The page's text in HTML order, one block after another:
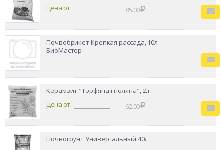
Цена от
85.00
Почвобрикет Крепкая рассада, 10л
БиоМастер
Керамзит "Торфяная поляна", 2л
Цена от
62.00
Почвогрунт Универсальный 40л